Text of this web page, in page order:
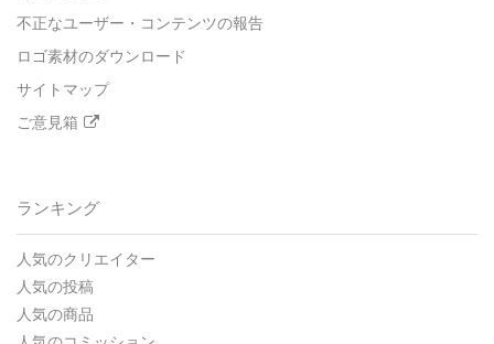
不正なユーザー・コンテンツの報告
ロゴ素材のダウンロード
サイトマップ
ご意見箱
ランキング
人気のクリエイター
人気の投稿
人気の商品